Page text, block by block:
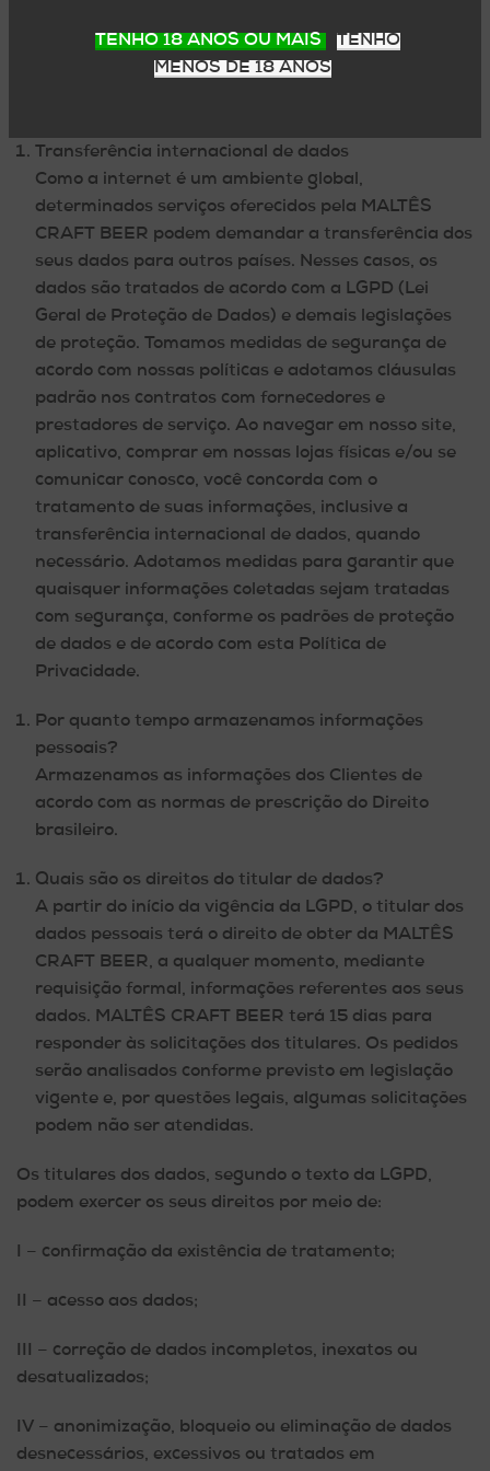
TENHO 18 ANOS OU MAIS
TENHO
MENOS DE 18 ANOS
operacional, como empresas intermediadoras de
pagamento e provedoras de serviço de
Transferência internacional de dados
Como a internet é um ambiente global,
determinados serviços oferecidos pela MALTÊS
CRAFT BEER podem demandar a transferência dos
seus dados para outros países. Nesses casos, os
dados são tratados de acordo com a LGPD (Lei
Geral de Proteção de Dados) e demais legislações
de proteção. Tomamos medidas de segurança de
acordo com nossas políticas e adotamos cláusulas
padrão nos contratos com fornecedores e
prestadores de serviço. Ao navegar em nosso site,
aplicativo, comprar em nossas lojas físicas e/ou se
comunicar conosco, você concorda com o
tratamento de suas informações, inclusive a
transferência internacional de dados, quando
necessário. Adotamos medidas para garantir que
quaisquer informações coletadas sejam tratadas
com segurança, conforme os padrões de proteção
de dados e de acordo com esta Política de
Privacidade.
Por quanto tempo armazenamos informações
pessoais?
Armazenamos as informações dos Clientes de
acordo com as normas de prescrição do Direito
brasileiro.
Quais são os direitos do titular de dados?
A partir do início da vigência da LGPD, o titular dos
dados pessoais terá o direito de obter da MALTÊS
CRAFT BEER, a qualquer momento, mediante
requisição formal, informações referentes aos seus
dados. MALTÊS CRAFT BEER terá 15 dias para
responder às solicitações dos titulares. Os pedidos
serão analisados conforme previsto em legislação
vigente e, por questões legais, algumas solicitações
podem não ser atendidas.
Os titulares dos dados, segundo o texto da LGPD,
podem exercer os seus direitos por meio de:
I – confirmação da existência de tratamento;
II – acesso aos dados;
III – correção de dados incompletos, inexatos ou
desatualizados;
IV – anonimização, bloqueio ou eliminação de dados
desnecessários, excessivos ou tratados em